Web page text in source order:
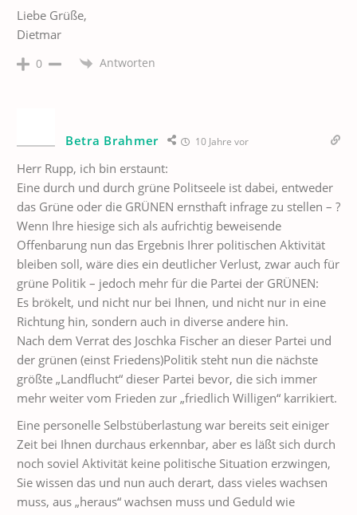
Liebe Grüße,
Dietmar
0 Antworten
Betra Brahmer 10 Jahre vor
Herr Rupp, ich bin erstaunt:
Eine durch und durch grüne Politseele ist dabei, entweder
das Grüne oder die GRÜNEN ernsthaft infrage zu stellen – ?
Wenn Ihre hiesige sich als aufrichtig beweisende
Offenbarung nun das Ergebnis Ihrer politischen Aktivität
bleiben soll, wäre dies ein deutlicher Verlust, zwar auch für
grüne Politik – jedoch mehr für die Partei der GRÜNEN:
Es brökelt, und nicht nur bei Ihnen, und nicht nur in eine
Richtung hin, sondern auch in diverse andere hin.
Nach dem Verrat des Joschka Fischer an dieser Partei und
der grünen (einst Friedens)Politik steht nun die nächste
größte „Landflucht“ dieser Partei bevor, die sich immer
mehr weiter vom Frieden zur „friedlich Willigen“ karrikiert.
Eine personelle Selbstüberlastung war bereits seit einiger
Zeit bei Ihnen durchaus erkennbar, aber es läßt sich durch
noch soviel Aktivität keine politische Situation erzwingen,
Sie wissen das und nun auch derart, dass vieles wachsen
muss, aus „heraus“ wachsen muss und Geduld wie